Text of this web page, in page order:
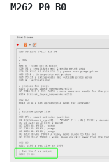
M262 P0 B0